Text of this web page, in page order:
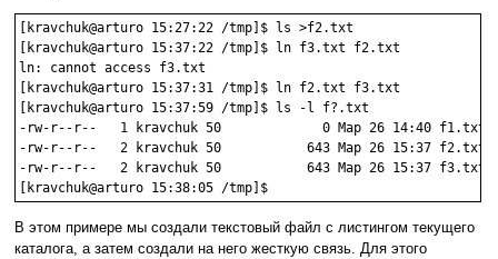
[kravchuk@arturo 15:27:22 /tmp]$ ls >f2.txt
[kravchuk@arturo 15:37:22 /tmp]$ ln f3.txt f2.txt
ln: cannot access f3.txt
[kravchuk@arturo 15:37:31 /tmp]$ ln f2.txt f3.txt
[kravchuk@arturo 15:37:59 /tmp]$ ls -l f?.txt
-rw-r--r--   1 kravchuk 50             0 Мар 26 14:40 f1.txt
-rw-r--r--   2 kravchuk 50           643 Мар 26 15:37 f2.txt
-rw-r--r--   2 kravchuk 50           643 Мар 26 15:37 f3.txt
В этом примере мы создали текстовый файл с листингом текущего
каталога, а затем создали на него жесткую связь. Для этого